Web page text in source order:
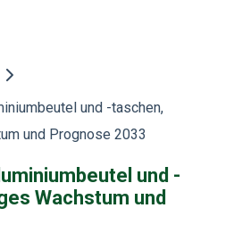
und -taschen,
und Prognose 2033
und -
Wachstum und